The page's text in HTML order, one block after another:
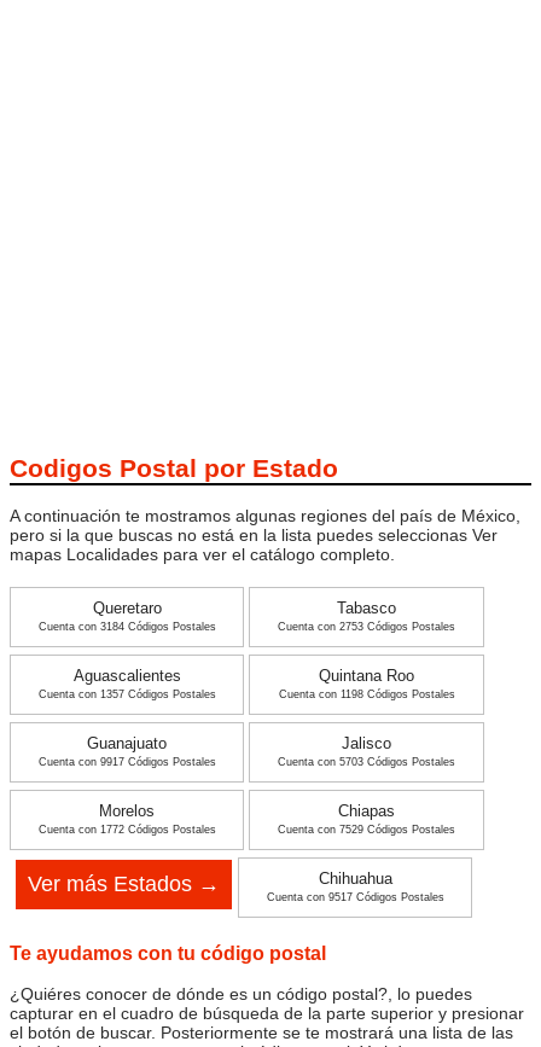
Codigos Postal por Estado
A continuación te mostramos algunas regiones del país de México,
pero si la que buscas no está en la lista puedes seleccionas Ver
mapas Localidades para ver el catálogo completo.
Queretaro
Cuenta con 3184 Códigos Postales
Tabasco
Cuenta con 2753 Códigos Postales
Aguascalientes
Cuenta con 1357 Códigos Postales
Quintana Roo
Cuenta con 1198 Códigos Postales
Guanajuato
Cuenta con 9917 Códigos Postales
Jalisco
Cuenta con 5703 Códigos Postales
Morelos
Cuenta con 1772 Códigos Postales
Chiapas
Cuenta con 7529 Códigos Postales
Chihuahua
Cuenta con 9517 Códigos Postales
Ver más Estados →
Te ayudamos con tu código postal
¿Quiéres conocer de dónde es un código postal?, lo puedes
capturar en el cuadro de búsqueda de la parte superior y presionar
el botón de buscar. Posteriormente se te mostrará una lista de las